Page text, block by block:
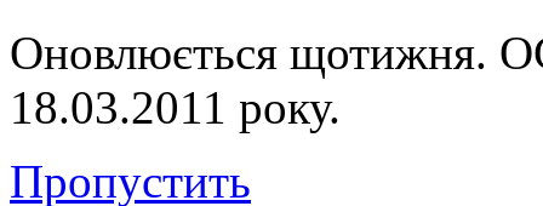
Оновлюється
18.03.2011 року.
Пропустить